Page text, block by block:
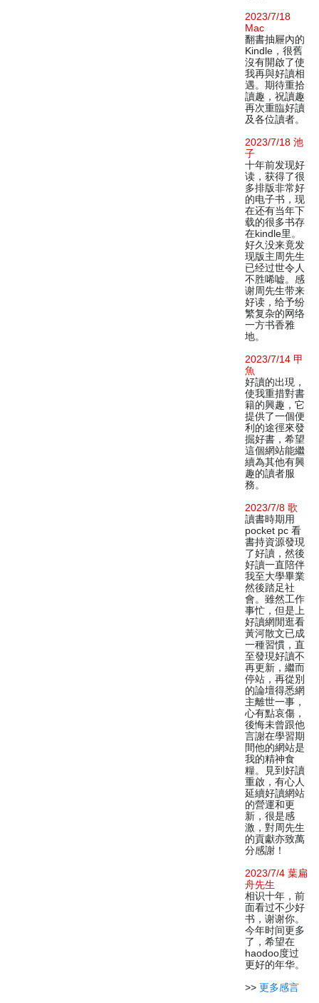
2023/7/18
Mac
翻書抽屜內的
Kindle，很舊
沒有開啟了使
我再與好讀相
遇。期待重拾
讀趣，祝讀趣
再次重臨好讀
及各位讀者。
2023/7/18 池
子
十年前发现好
读，获得了很
多排版非常好
的电子书，现
在还有当年下
载的很多书存
在kindle里。
好久没来竟发
现版主周先生
已经过世令人
不胜唏嘘。感
谢周先生带来
好读，给予纷
繁复杂的网络
一方书香雅
地。
2023/7/14 甲
魚
好讀的出現，
使我重措對書
籍的興趣，它
提供了一個便
利的途徑來發
掘好書，希望
這個網站能繼
續為其他有興
趣的讀者服
務。
2023/7/8 歌
讀書時期用
pocket pc 看
書持資源發現
了好讀，然後
好讀一直陪伴
我至大學畢業
然後踏足社
會。雖然工作
事忙，但是上
好讀網閒逛看
黃河散文已成
一種習慣，直
至發現好讀不
再更新，繼而
停站，再從別
的論壇得悉網
主離世一事，
心有點哀傷，
後悔未曾跟他
言謝在學習期
間他的網站是
我的精神食
糧。見到好讀
重啟，有心人
延續好讀網站
的營運和更
新，很是感
激，對周先生
的貢獻亦致萬
分感謝！
2023/7/4 葉扁
舟先生
相识十年，前
面看过不少好
书，谢谢你。
今年时间更多
了，希望在
haodoo度过
更好的年华。
>> 更多感言